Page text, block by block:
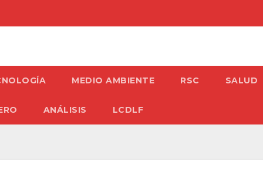
MEDIO AMBIENTE RSC SALUD
ANÁLISIS LCDLF